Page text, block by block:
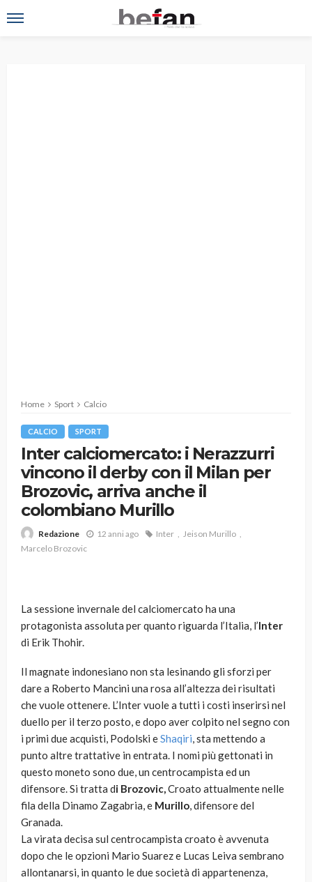
Home Sport Calcio
CALCIO SPORT
Inter calciomercato: i Nerazzurri
vincono il derby con il Milan per
Brozovic, arriva anche il
colombiano Murillo
Redazione 12 anni ago Inter
Jeison Murillo
Marcelo Brozovic
La sessione invernale del calciomercato ha una
protagonista assoluta per quanto riguarda l’Italia, l’Inter
di Erik Thohir.
Il magnate indonesiano non sta lesinando gli sforzi per
dare a Roberto Mancini una rosa all’altezza dei risultati
che vuole ottenere. L’Inter vuole a tutti i costi inserirsi nel
duello per il terzo posto, e dopo aver colpito nel segno con
i primi due acquisti, Podolski eShaqiri, sta mettendo a
punto altre trattative in entrata. I nomi più gettonati in
questo moneto sono due, un centrocampista ed un
difensore. Si tratta di Brozovic,Croato attualmente nelle
fila della Dinamo Zagabria, e Murillo, difensore del
Granada.
La virata decisa sul centrocampista croato è avvenuta
dopo che le opzioni Mario Suarez e Lucas Leiva sembrano
allontanarsi, in quanto le due società di appartenenza,